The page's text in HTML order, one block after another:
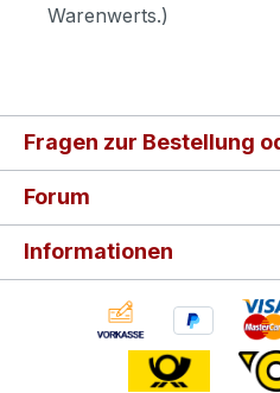
Warenwerts.)
Fragen zur Bestellung
Forum
Informationen